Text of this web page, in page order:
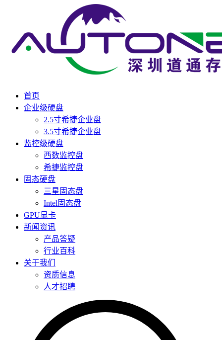
首页
企业级硬盘
2.5寸希捷企业盘
3.5寸希捷企业盘
监控级硬盘
西数监控盘
希捷监控盘
固态硬盘
三星固态盘
Intel固态盘
GPU显卡
新闻资讯
产品答疑
行业百科
关于我们
资质信息
人才招聘